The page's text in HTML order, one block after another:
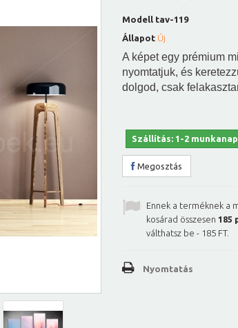
Modell tav-119
Állapot Új
A képet egy prémium
nyomtatjuk, és
dolgod, csak
Szállítás: 1-2
Megosztás
Ennek a terméknek a
kosárad összesen 185
válthatsz be - 185 FT.
Nyomtatás